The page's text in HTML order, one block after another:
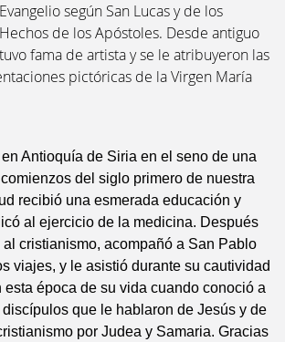
Evangelio según San Lucas y de los
Hechos de los Apóstoles. Desde antiguo
tuvo fama de artista y se le atribuyeron las
pictóricas de la Virgen María
Antioquía de Siria en el seno de una
del siglo primero de nuestra
recibió una esmerada educación y
al ejercicio de la medicina. Después
cristianismo, acompañó a San Pablo
viajes, y le asistió durante su cautividad
esta época de su vida cuando conoció a
que le hablaron de Jesús y de
por Judea y Samaria. Gracias